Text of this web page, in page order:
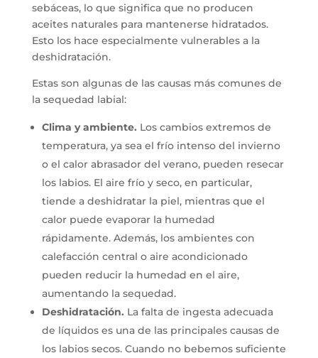
sebáceas, lo que significa que no producen
aceites naturales para mantenerse hidratados.
Esto los hace especialmente vulnerables a la
deshidratación.
Estas son algunas de las causas más comunes de
la sequedad labial:
Clima y ambiente. Los cambios extremos de
temperatura, ya sea el frío intenso del invierno
o el calor abrasador del verano, pueden resecar
los labios. El aire frío y seco, en particular,
tiende a deshidratar la piel, mientras que el
calor puede evaporar la humedad
rápidamente. Además, los ambientes con
calefacción central o aire acondicionado
pueden reducir la humedad en el aire,
aumentando la sequedad.
Deshidratación. La falta de ingesta adecuada
de líquidos es una de las principales causas de
los labios secos. Cuando no bebemos suficiente